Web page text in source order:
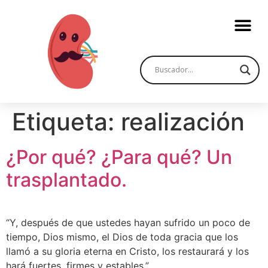
Etiqueta: realización
¿Por qué? ¿Para qué? Un
trasplantado.
“Y, después de que ustedes hayan sufrido un poco de
tiempo, Dios mismo, el Dios de toda gracia que los
llamó a su gloria eterna en Cristo, los restaurará y los
hará fuertes, firmes y estables.”